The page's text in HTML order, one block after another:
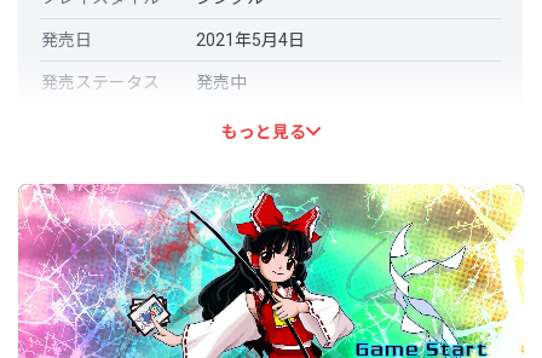
発売日 2021年5月4日
発売ステータス 発売中
上海アリス幻樂団
言語対応 日本語: 対応
平均実績解除率 -
フォロワー数 6,094人
もっと見る